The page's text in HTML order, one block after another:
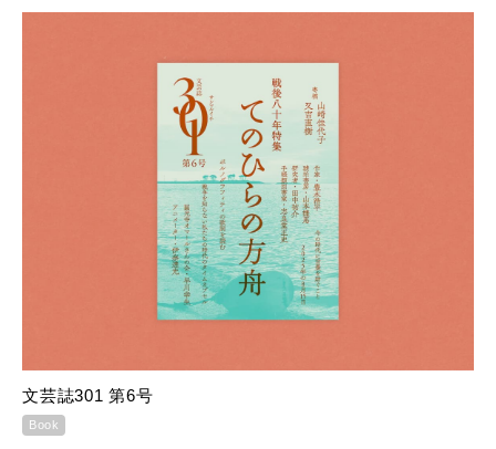
文芸誌301 第6号
Book